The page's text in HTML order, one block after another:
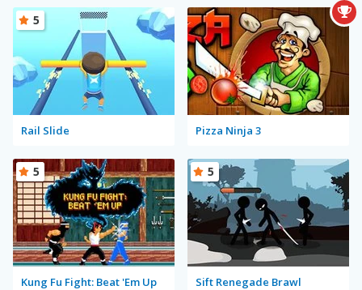
Rail Slide
5
Pizza Ninja 3
Kung Fu Fight: Beat 'Em Up
5
Sift Renegade Brawl
5